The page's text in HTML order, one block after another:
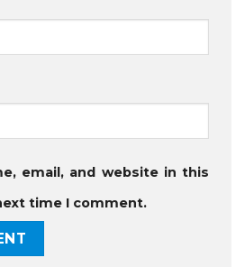
email, and website in this
time I comment.